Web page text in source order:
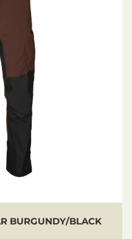
riņķis
izgriezumi
ceļgaliem
spandeks, elastīgs
BURGUNDY/BLACK